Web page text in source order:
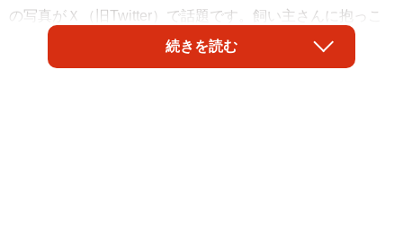
の写真がＸ（旧Twitter）で話題です。飼い主さんに抱っこ
されながらエレベーターに乗る犬さんは、両前足をそれぞ
れ別の家族の手や腕の上に乗せられていて、「勇気を充電
続きを読む